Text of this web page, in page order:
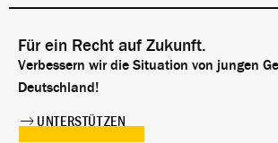
Für ein Recht auf Zukunft.
Verbessern wir die Situation von jungen
Deutschland!
UNTERSTÜTZEN